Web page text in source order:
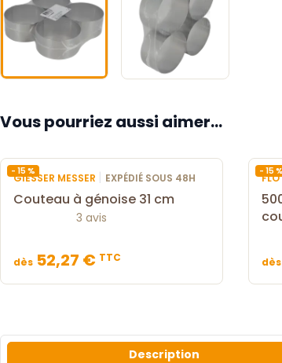
Vous pourriez aussi aimer...
- 15 %
GIESSER MESSER | EXPÉDIÉ SOUS 48H
Couteau à génoise 31 cm
3 avis
dès 52,27 € TTC
- 15 %
FLO
dès
Description